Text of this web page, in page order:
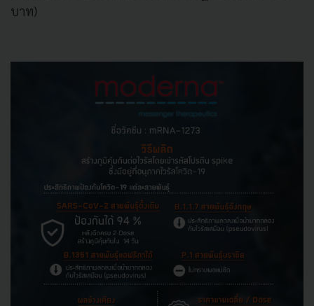
บาท)